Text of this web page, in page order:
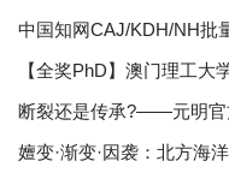
中国知网CAJ/KDH/NH批
【全奖PhD】澳门理工大
断裂还是传承?——元明官
嬗变·渐变·因袭：北方海